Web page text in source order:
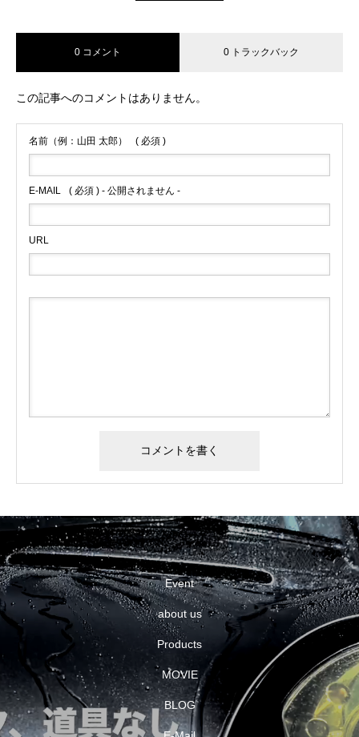
0 コメント 0 トラックバック
この記事へのコメントはありません。
名前（例：山田 太郎） ( 必須 )
E-MAIL ( 必須 ) - 公開されません -
URL
Event
about us
Products
MOVIE
BLOG